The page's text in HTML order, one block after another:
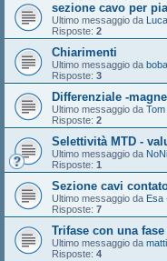
sezione cavo per
Ultimo messaggio da
Risposte: 2
Chiarimenti
Ultimo messaggio da
Risposte: 3
Differenziale -
Ultimo messaggio da
Risposte: 2
Selettività MTD -
Ultimo messaggio da
Risposte: 1
Sezione cavi
Ultimo messaggio da Esa
Risposte: 7
Trifase con una
Ultimo messaggio da
Risposte: 4